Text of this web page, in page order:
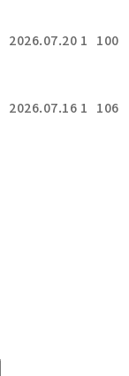
2026.07.20 1 100
2026.07.16 1 106